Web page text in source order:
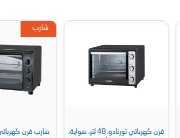
فرن كهربائي تورنادو، 48 لتر، شواية،
شارب فرن كهربائى مزود بشواية،